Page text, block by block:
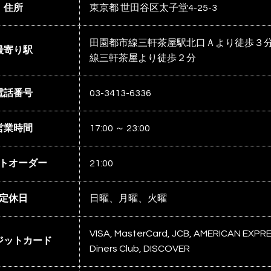
住所 東京都 世田谷区太子堂4-25-3
寄り駅
田園都市線三軒茶屋駅北口Ａより徒歩
線三軒茶屋より徒歩２分
話番号 03-3413-6336
業時間 17:00 ～ 23:00
オーダー 21:00
定休日 日曜、月曜、火曜
ットカード
VISA, MasterCard, JCB, AMERICAN
Diners Club, DISCOVER